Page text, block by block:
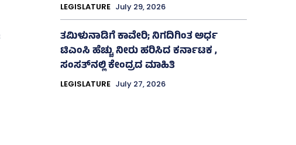
LEGISLATURE July 29, 2026
ತಮಿಳುನಾಡಿಗೆ ಕಾವೇರಿ; ನಿಗದಿಗಿಂತ ಅರ್ಧ
ಟಿಎಂಸಿ ಹೆಚ್ಚು ನೀರು ಹರಿಸಿದ ಕರ್ನಾಟಕ ,
ಸಂಸತ್‌ನಲ್ಲಿ ಕೇಂದ್ರದ ಮಾಹಿತಿ
LEGISLATURE July 27, 2026